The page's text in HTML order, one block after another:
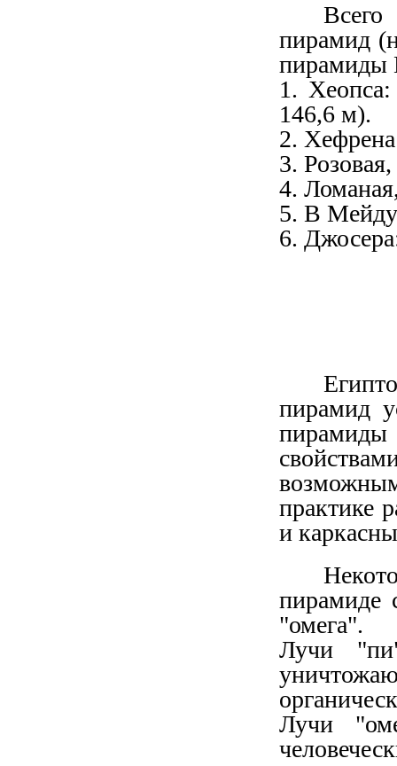
пирамид
пирамиды
1.
146,6 м).
2.
3.
4.
5. В
6.
пирамид
практике
и
пирамиде
"омега".
Лучи
Лучи